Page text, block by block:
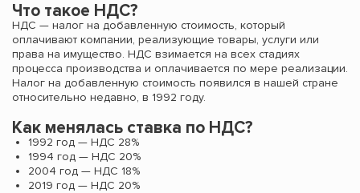
Что такое НДС?
НДС — налог на добавленную стоимость, который
оплачивают компании, реализующие товары, услуги или
права на имущество. НДС взимается на всех стадиях
процесса производства и оплачивается по мере реализации.
Налог на добавленную стоимость появился в нашей стране
относительно недавно, в 1992 году.
Как менялась ставка по НДС?
1992 год — НДС 28%
1994 год — НДС 20%
2004 год — НДС 18%
2019 год — НДС 20%